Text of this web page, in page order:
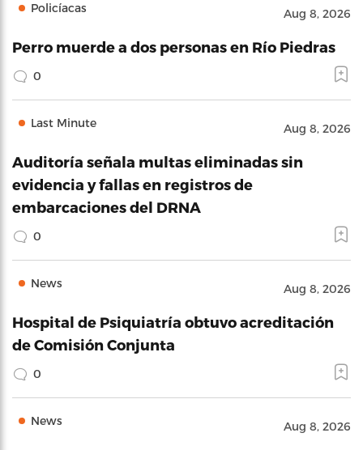
Policíacas Aug 8, 2026
Perro muerde a dos personas en Río Piedras
0
Last Minute Aug 8, 2026
Auditoría señala multas eliminadas sin
evidencia y fallas en registros de
embarcaciones del DRNA
0
News Aug 8, 2026
Hospital de Psiquiatría obtuvo acreditación
de Comisión Conjunta
0
News Aug 8, 2026